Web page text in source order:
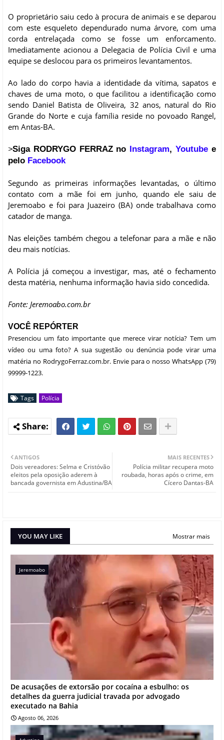
O proprietário saiu cedo à procura de animais e se deparou
com este esqueleto dependurado numa árvore, com uma
corda entrelaçada como se fosse um enforcamento.
Imediatamente acionou a Delegacia de Polícia Civil e uma
equipe se deslocou para os primeiros levantamentos.
Ao lado do corpo havia a identidade da vítima, sapatos e
chaves de uma moto, o que facilitou a identificação como
sendo Daniel Batista de Oliveira, 32 anos, natural do Rio
Grande do Norte e cuja família reside no povoado Rangel,
em Antas-BA.
>Siga RODRYGO FERRAZ no Instagram,Youtube e
pelo Facebook
Segundo as primeiras informações levantadas, o último
contato com a mãe foi em junho, quando ele saiu de
Jeremoabo e foi para Juazeiro (BA) onde trabalhava como
catador de manga.
Nas eleições também chegou a telefonar para a mãe e não
deu mais notícias.
A Polícia já começou a investigar, mas, até o fechamento
desta matéria, nenhuma informação havia sido concedida.
Fonte: Jeremoabo.com.br
VOCÊ REPÓRTER
Presenciou um fato importante que merece virar notícia? Tem um
vídeo ou uma foto? A sua sugestão ou denúncia pode virar uma
matéria no RodrygoFerraz.com.br. Envie para o nosso WhatsApp (79)
99999-1223.
Tags Polícia
MAIS RECENTES
Polícia militar recupera moto
roubada, horas após o crime, em
Cícero Dantas-BA
ANTIGOS
Dois vereadores: Selma e Cristóvão
eleitos pela oposição aderem à
bancada governista em Adustina/BA
YOU MAY LIKE Mostrar mais
Jeremoabo
De acusações de extorsão por cocaína a esbulho: os
detalhes da guerra judicial travada por advogado
executado na Bahia
Agosto 06, 2026